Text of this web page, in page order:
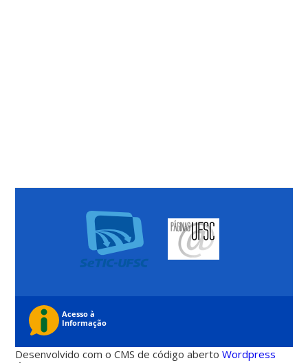
Desenvolvido com o CMS de código abertoWordpress